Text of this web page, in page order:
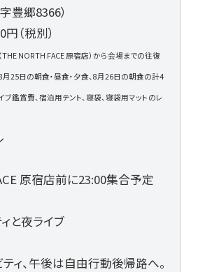
豊郷8366）
（税別）
NORTH FACE 原宿店）から会場までの往復
月25日の朝食・昼食・夕食、8月26日の朝食の計4
ブ鑑賞費、宿泊用テント、寝袋、寝袋用マットのレ
原宿店前に23:00集合予定
と夜ライブ
ィ、午後は自由行動後帰路へ。